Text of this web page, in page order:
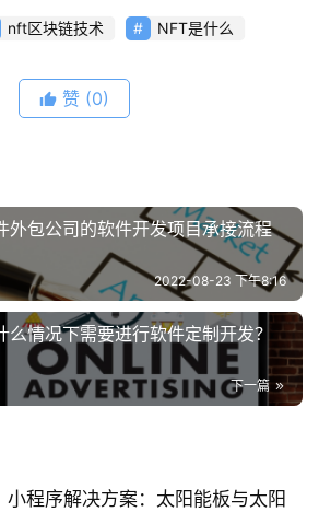
nft区块链技术 NFT是什么
赞 (0)
外包公司的软件开发项目承接流程
2022-08-23 下午8:16
么情况下需要进行软件定制开发？
下一篇
小程序解决方案：太阳能板与太阳